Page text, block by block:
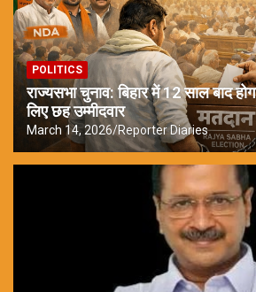
POLITICS
राज्यसभा चुनाव: बिहार में 12 साल बाद
लिए छह उम्मीदवार
March 14, 2026 Reporter Diaries